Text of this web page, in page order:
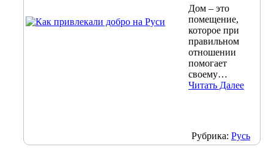
Дом – это
помещение,
которое при
правильном
отношении
помогает
своему…
Читать Далее
Рубрика: Русь